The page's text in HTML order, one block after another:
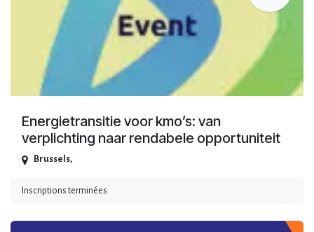
Energietransitie voor kmo’s: van
verplichting naar rendabele opportuniteit
Brussels,
Inscriptions terminées